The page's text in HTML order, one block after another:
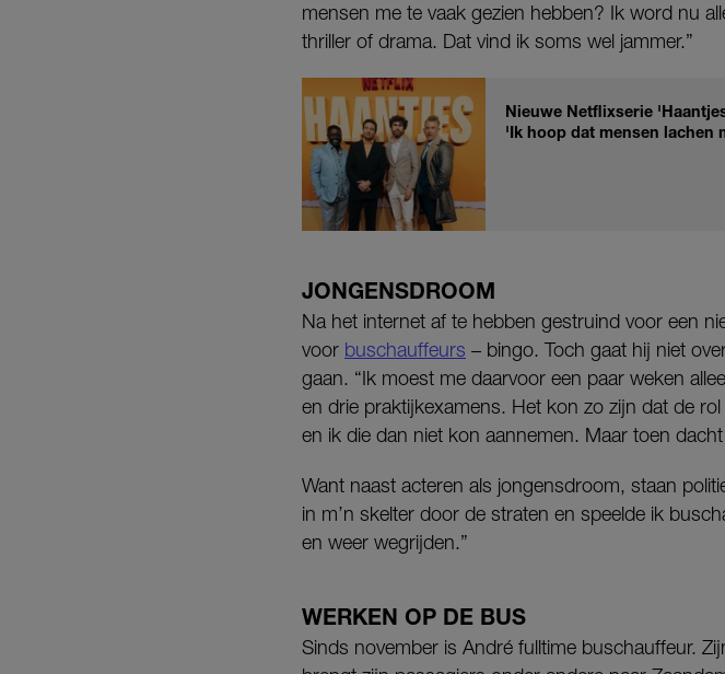
mensen me te vaak gezien hebben? Ik word nu
thriller of drama. Dat vind ik soms wel jammer.”
Nieuwe Netflixserie
'Ik hoop dat mensen lachen
JONGENSDROOM
Na het internet af te hebben gestruind voor een
voor buschauffeurs – bingo. Toch gaat hij niet
gaan. “Ik moest me daarvoor een paar weken
en drie praktijkexamens. Het kon zo zijn dat de
en ik die dan niet kon aannemen. Maar toen
Want naast acteren als jongensdroom, staan
in m’n skelter door de straten en speelde ik
en weer wegrijden.”
WERKEN OP DE BUS
Sinds november is André fulltime buschauffeur.